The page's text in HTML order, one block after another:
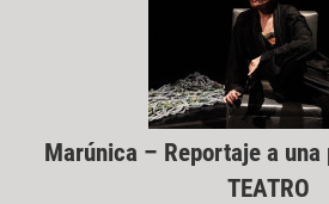
Marúnica – Reportaje a una
TEATRO